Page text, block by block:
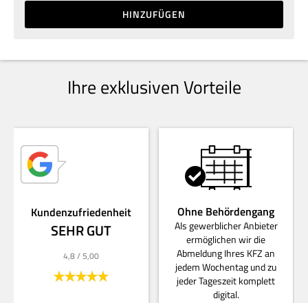
HINZUFÜGEN
Ihre exklusiven Vorteile
Kundenzufriedenheit
SEHR GUT
4,8/ 5,00
Ohne Behördengang
Als gewerblicher Anbieter
ermöglichen wir die
Abmeldung Ihres KFZ an
jedem Wochentag und zu
jeder Tageszeit komplett
digital.